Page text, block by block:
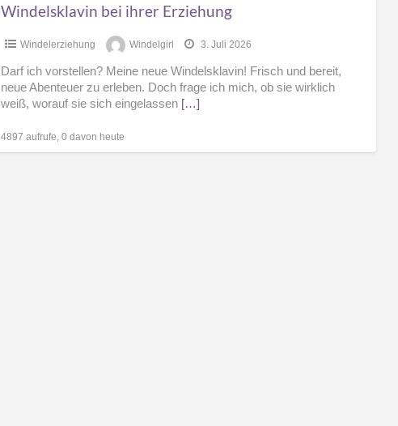
Windelsklavin bei ihrer Erziehung
Windelerziehung Windelgirl 3. Juli 2026
Darf ich vorstellen? Meine neue Windelsklavin! Frisch und bereit,
neue Abenteuer zu erleben. Doch frage ich mich, ob sie wirklich
weiß, worauf sie sich eingelassen […]
4897 aufrufe, 0 davon heute